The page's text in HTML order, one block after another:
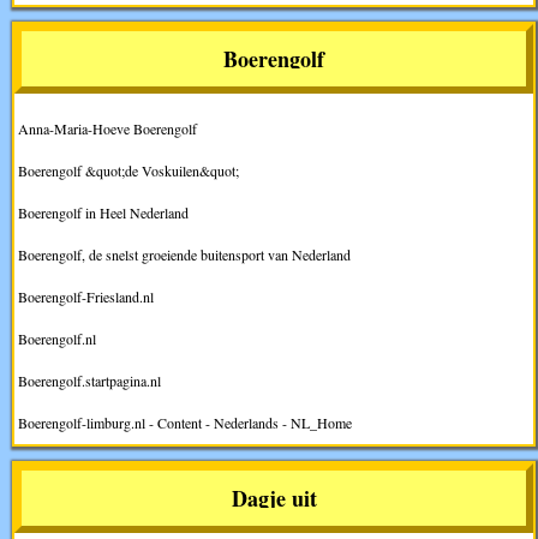
Boerengolf
Anna-Maria-Hoeve Boerengolf
Boerengolf &quot;de Voskuilen&quot;
Boerengolf in Heel Nederland
Boerengolf, de snelst groeiende buitensport van Nederland
Boerengolf-Friesland.nl
Boerengolf.nl
Boerengolf.startpagina.nl
Boerengolf-limburg.nl - Content - Nederlands - NL_Home
Dagje uit